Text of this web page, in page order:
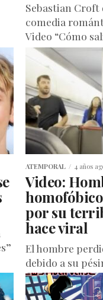
Sebastian
comedia
Video “Cómo
Heartstopper
ATEMPORAL 4 años
Video:
por su
hace viral
El hombre
debido a su
lanzó insultos
asistentes de...